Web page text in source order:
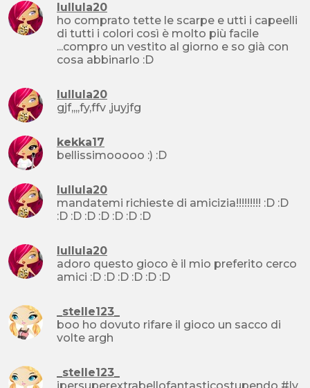
lullula20
ho comprato tette le scarpe e utti i capeelli
di tutti i colori così è molto più facile
...compro un vestito al giorno e so già con
cosa abbinarlo :D
lullula20
gjf,,,,fy,ffv ,juyjfg
kekka17
bellissimooooo :) :D
lullula20
mandatemi richieste di amicizia!!!!!!!!! :D :D
:D :D :D :D :D :D :D
lullula20
adoro questo gioco è il mio preferito cerco
amici :D :D :D :D :D :D
_stelle123_
boo ho dovuto rifare il gioco un sacco di
volte argh
_stelle123_